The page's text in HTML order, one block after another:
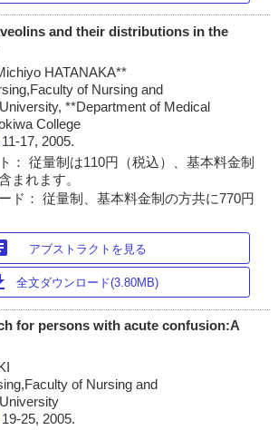
and their distributions in the
HATANAKA**
of Nursing and
**Department of Medical
College
11-17, 2005.
： 従量制は110円（税込）、基本料金制
まれます。
ド： 従量制、基本料金制の方共に770円
アブストラクトを見る
全文ダウンロード(3.80MB)
for persons with acute confusion:A
of Nursing and
19-25, 2005.